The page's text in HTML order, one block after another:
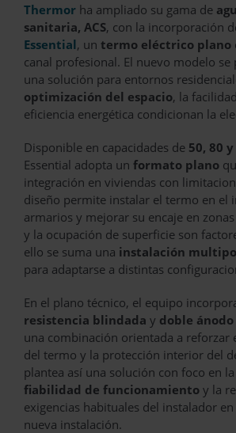
Thermor ha ampliado su gama de
sanitaria, ACS, con la incorporación
Essential, un termo eléctrico plano
canal profesional. El nuevo modelo se
una solución para entornos
optimización del espacio, la
eficiencia energética condicionan la
Disponible en capacidades de 50, 80
Essential adopta un formato plano
integración en viviendas con
diseño permite instalar el termo en el
armarios y mejorar su encaje en
y la ocupación de superficie son
ello se suma una instalación
para adaptarse a distintas
En el plano técnico, el equipo
resistencia blindada y doble
una combinación orientada a reforzar
del termo y la protección interior del
plantea así una solución con foco en la
fiabilidad de funcionamiento y la
exigencias habituales del instalador
nueva instalación.